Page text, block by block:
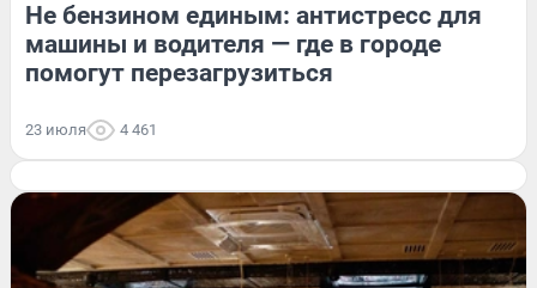
Не бензином единым: антистресс для
машины и водителя — где в городе
помогут перезагрузиться
23 июля 4 461